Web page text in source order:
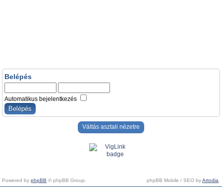
Belépés
Automatikus bejelentkezés
Váltás asztali nézetre
Powered by phpBB © phpBB Group. phpBB Mobile / SEO byArtodia.